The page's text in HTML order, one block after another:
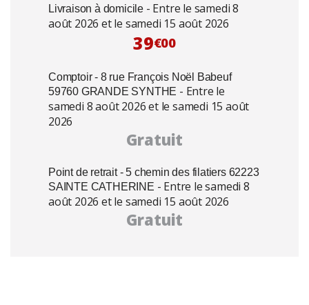
Livraison à domicile - Entre le samedi 8
août 2026 et le samedi 15 août 2026
39€00
Comptoir - 8 rue François Noël Babeuf
59760 GRANDE SYNTHE - Entre le
samedi 8 août 2026 et le samedi 15 août
2026
Gratuit
Point de retrait - 5 chemin des filatiers 62223
SAINTE CATHERINE - Entre le samedi 8
août 2026 et le samedi 15 août 2026
Gratuit